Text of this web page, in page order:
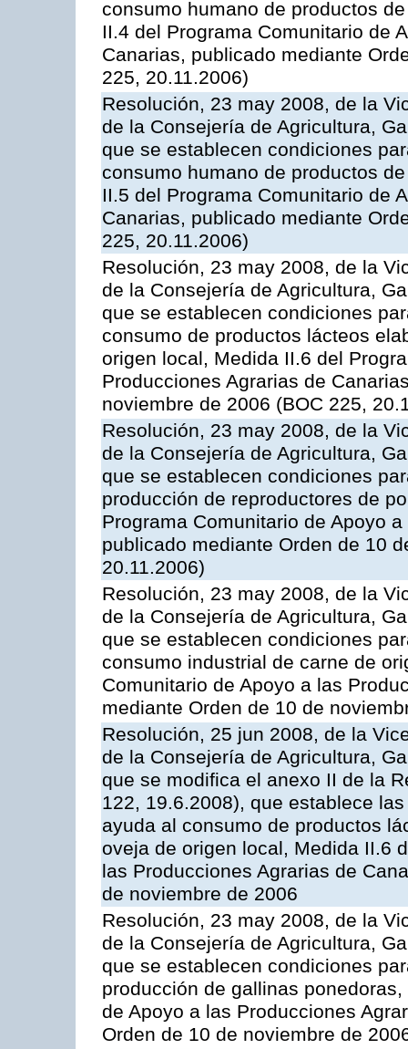
consumo humano de productos
II.4 del Programa Comunitario de
Canarias, publicado mediante
225, 20.11.2006)
Resolución, 23 may 2008, de la
de la Consejería de Agricultura,
que se establecen condiciones
consumo humano de productos
II.5 del Programa Comunitario de
Canarias, publicado mediante
225, 20.11.2006)
Resolución, 23 may 2008, de la
de la Consejería de Agricultura,
que se establecen condiciones
consumo de productos lácteos
origen local, Medida II.6 del
Producciones Agrarias de
noviembre de 2006 (BOC 225,
Resolución, 23 may 2008, de la
de la Consejería de Agricultura,
que se establecen condiciones
producción de reproductores de
Programa Comunitario de Apoyo
publicado mediante Orden de 10
20.11.2006)
Resolución, 23 may 2008, de la
de la Consejería de Agricultura,
que se establecen condiciones
consumo industrial de carne de
Comunitario de Apoyo a las
mediante Orden de 10 de
Resolución, 25 jun 2008, de la
de la Consejería de Agricultura,
que se modifica el anexo II de la
122, 19.6.2008), que establece
ayuda al consumo de productos
oveja de origen local, Medida II.6
las Producciones Agrarias de
de noviembre de 2006
Resolución, 23 may 2008, de la
de la Consejería de Agricultura,
que se establecen condiciones
producción de gallinas
de Apoyo a las Producciones
Orden de 10 de noviembre de